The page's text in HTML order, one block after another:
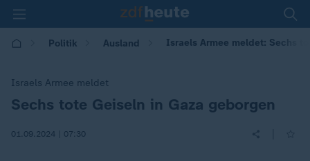
Politik Ausland Israels Armee meldet: Sechs
Israels Armee meldet
:
Sechs tote Geiseln in Gaza geborgen
01.09.2024 | 07:30